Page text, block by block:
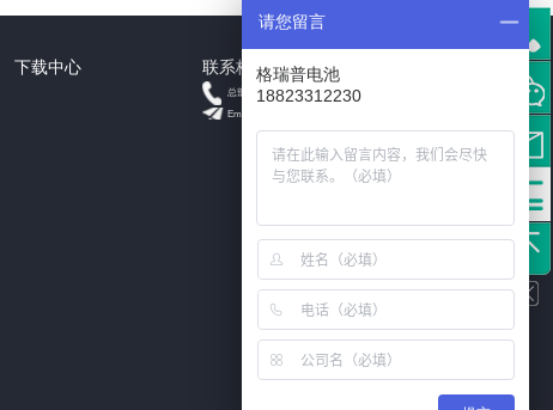
下载中心 联系格瑞普
总部 +18823312230
Email: info@grepow.cn
请您留言
格瑞普电池
18823312230